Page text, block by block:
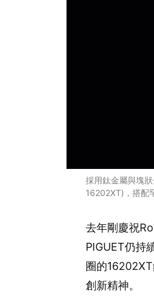
採用鈦金屬與塊
16202XT)，搭配
去年剛慶祝
PIGUET仍持
圈的
創新精神。